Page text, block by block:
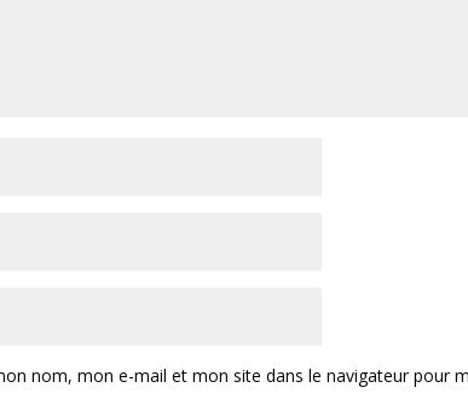
nom, mon e-mail et mon site dans le navigateur pour